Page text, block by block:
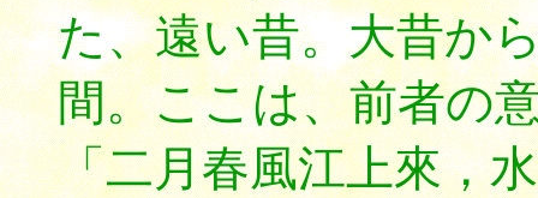
た、遠い昔。大昔か
間。ここは、前者の
「二月春風江上來，